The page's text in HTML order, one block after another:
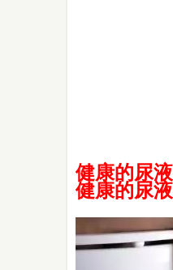
健康的尿
健康的尿